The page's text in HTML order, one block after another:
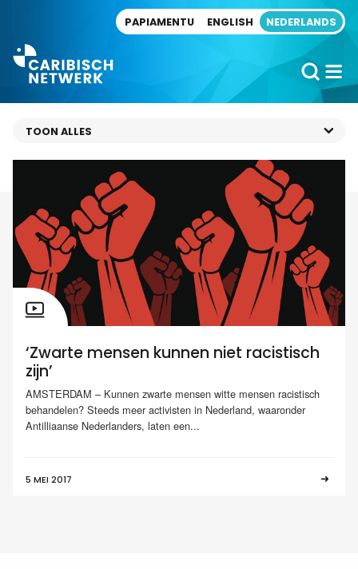
PAPIAMENTU ENGLISH NEDERLANDS
‘Zwarte mensen kunnen niet racistisch
zijn’
AMSTERDAM – Kunnen zwarte mensen witte mensen racistisch
behandelen? Steeds meer activisten in Nederland, waaronder
Antilliaanse Nederlanders, laten een...
5 MEI 2017